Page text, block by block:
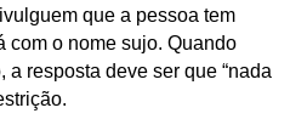
que a pessoa tem
com o nome sujo. Quando
resposta deve ser que “nada